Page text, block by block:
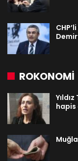
ROKONOMİ
hapis